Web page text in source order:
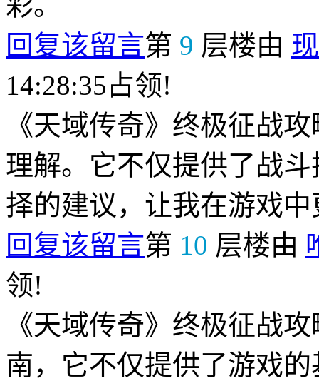
回复该留言第 9 层楼由
14:28:35占领!
《天域传奇》终极征战
理解。它不仅提供了战
择的建议，让我在游戏
回复该留言第 10 层楼由
领!
《天域传奇》终极征战
南，它不仅提供了游戏